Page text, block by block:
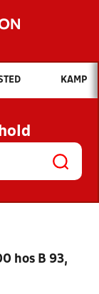
du søge efter?
NYHEDER
OG
KAMP
hos B 93,